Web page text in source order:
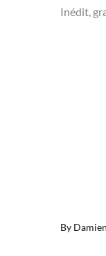
Inédit,
By